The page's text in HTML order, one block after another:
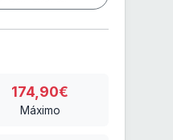
174,90€
Máximo